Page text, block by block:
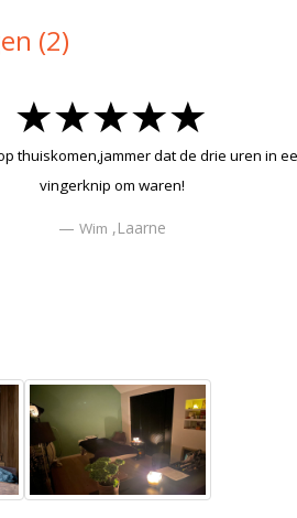
(2)
kraaknet , zeer goede accomodatie ,
zalige behandeling , rust en ontspanning !
Renilde ,Lievegem